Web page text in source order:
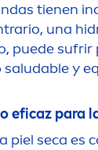
tienen
una
puede
y
eficaz para
piel seca